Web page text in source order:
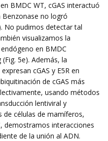
BMDC WT, cGAS interactuó
no logró
No pudimos detectar tal
visualizamos la
en BMDC
5e). Además, la
cGAS y E5R en
de cGAS más
usando métodos
lentiviral y
de células de mamíferos,
demostramos interacciones
de la unión al ADN.